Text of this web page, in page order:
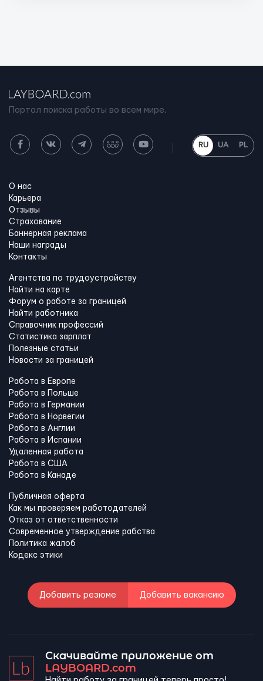
Портал поиска работы во всем мире.
RU UA PL
О нас
Карьера
Отзывы
Страхование
Баннерная реклама
Наши награды
Контакты
Агентства по трудоустройству
Найти на карте
Форум о работе за границей
Найти работника
Справочник профессий
Статистика зарплат
Полезные статьи
Новости за границей
Работа в Европе
Работа в Польше
Работа в Германии
Работа в Норвегии
Работа в Англии
Работа в Испании
Удаленная работа
Работа в США
Работа в Канадe
Публичная оферта
Как мы проверяем работодателей
Отказ от ответственности
Современное утверждение рабства
Политика жалоб
Кодекс этики
Добавить резюме Добавить вакансию
Скачивайте приложение от
LAYBOARD.com